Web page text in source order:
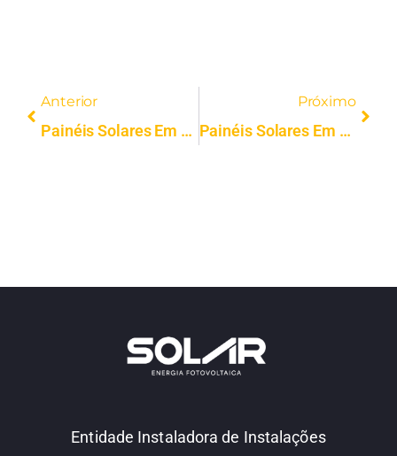
Anterior
Painéis Solares Em Resende | Instalação Profissional | Solar FV
Próximo
Painéis Solares Em São João Da Pesqueira | Instalação Profissional | Solar FV
Entidade Instaladora de Instalações